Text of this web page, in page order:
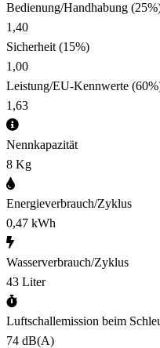
Bedienung/Handhabung
1,40
Sicherheit (15%)
1,00
Leistung/EU-Kennwerte
1,63
Nennkapazität
8 Kg
Energieverbrauch/Zyklus
0,47 kWh
Wasserverbrauch/Zyklus
43 Liter
Luftschallemission beim
74 dB(A)